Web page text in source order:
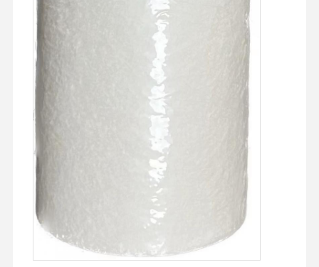
สินค้าใช้ในการทําความสะอาดน้ํา
อุปกรณ์เสริมระบบทําความสะอาดน้ํา